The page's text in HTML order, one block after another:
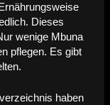
Dieses
wenige Mbuna
pflegen. Es gibt
haben